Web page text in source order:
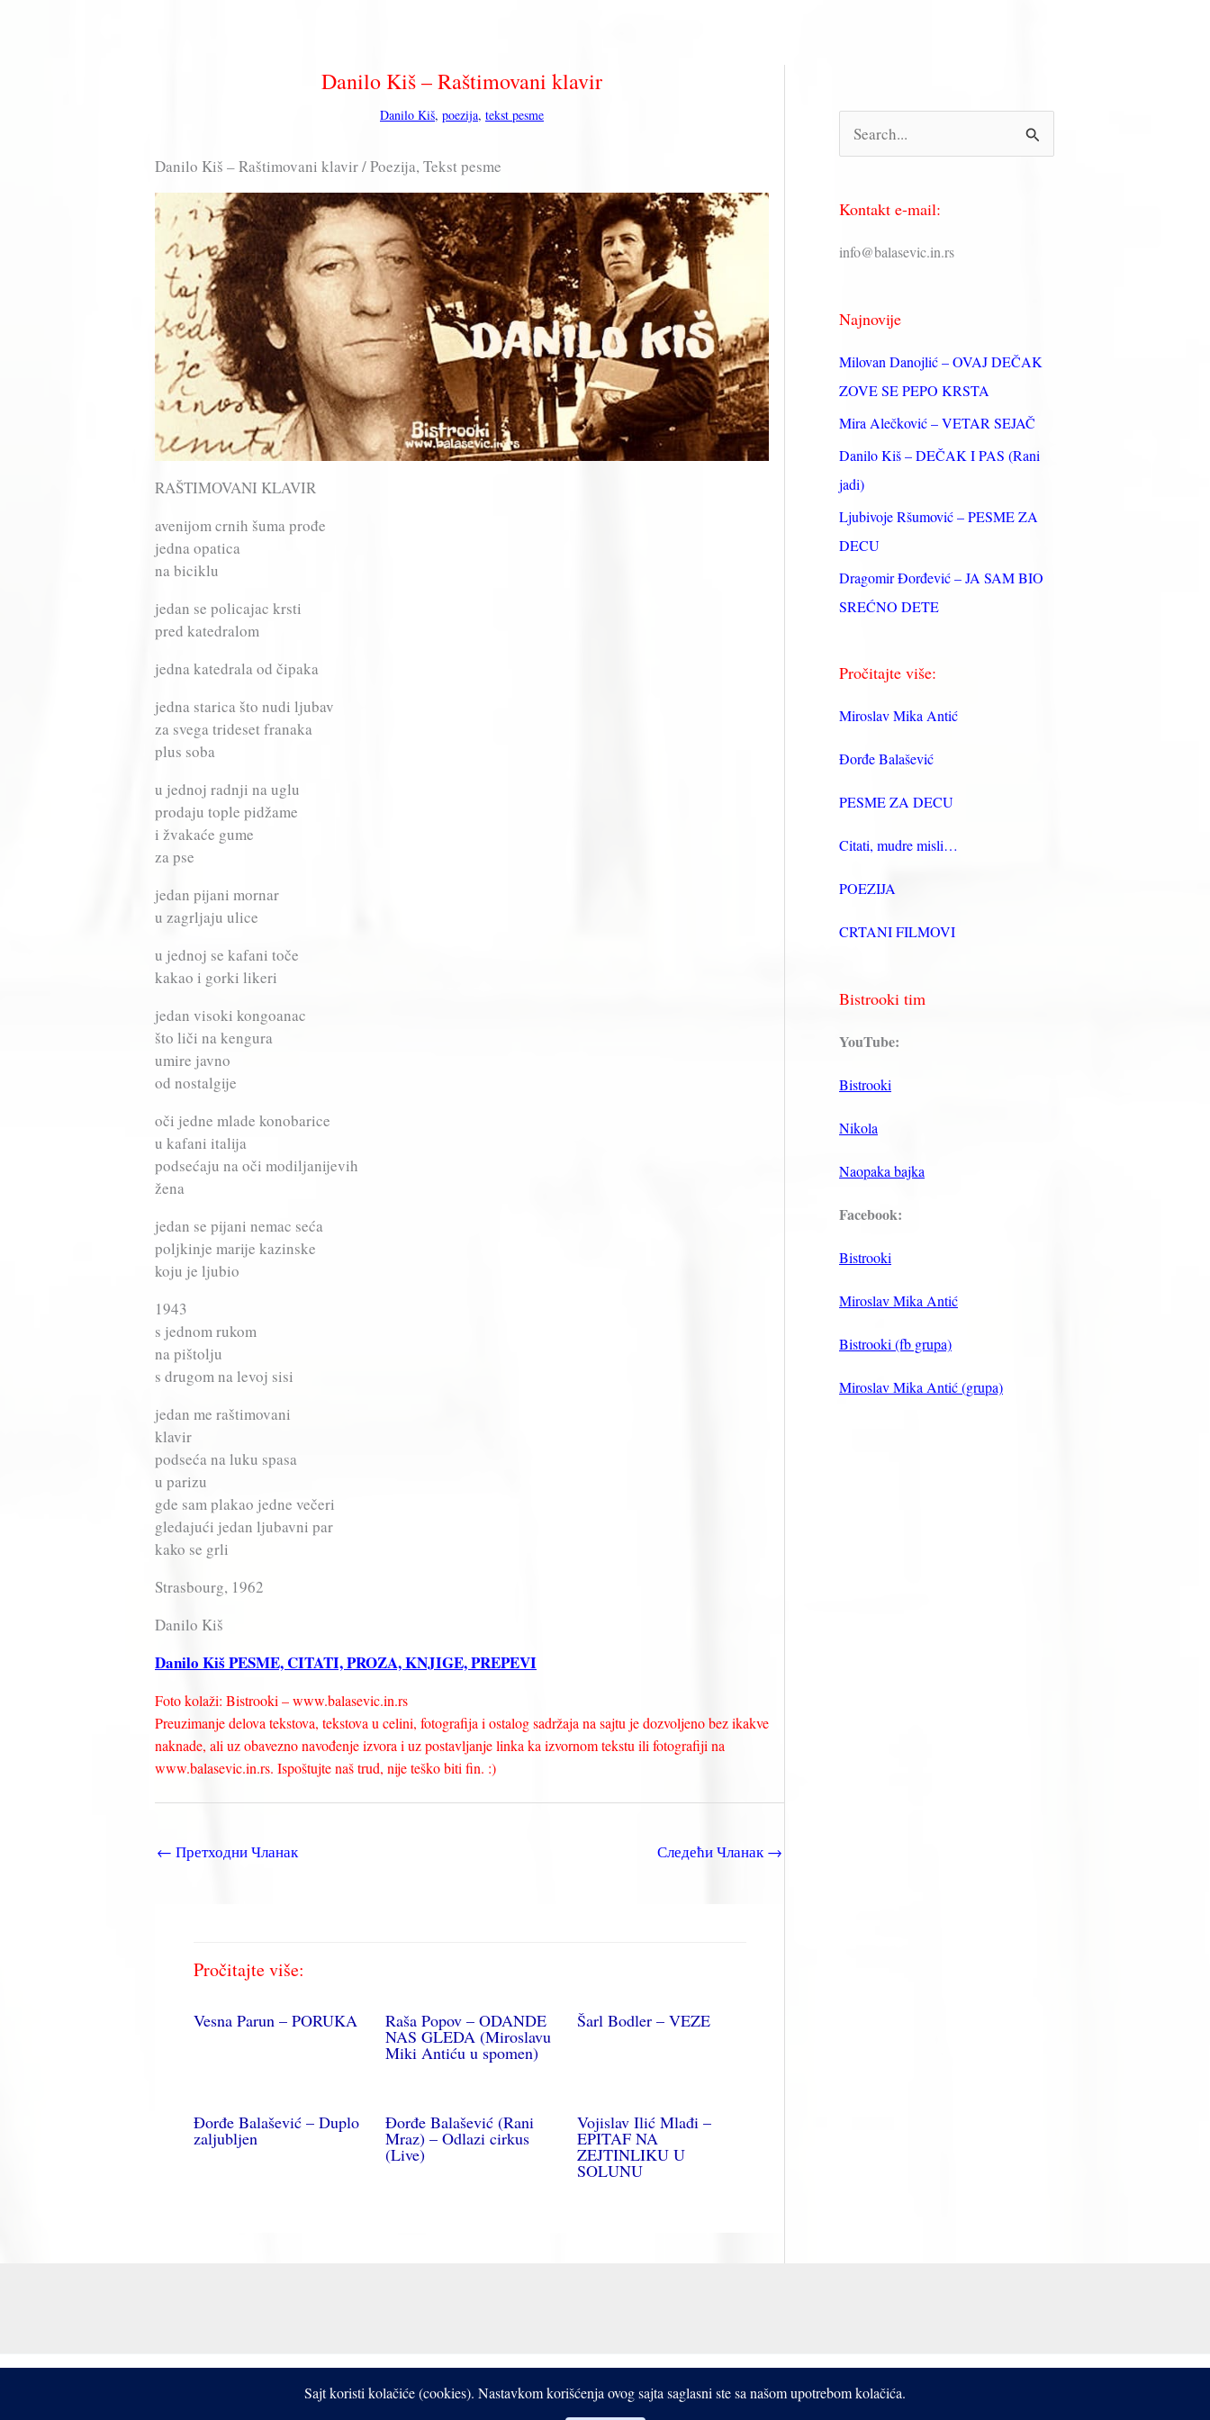
Danilo Kiš – Raštimovani klavir
Danilo Kiš, poezija, tekst pesme
Danilo Kiš – Raštimovani klavir / Poezija, Tekst pesme
RAŠTIMOVANI KLAVIR
avenijom crnih šuma prođe
jedna opatica
na biciklu
jedan se policajac krsti
pred katedralom
jedna katedrala od čipaka
jedna starica što nudi ljubav
za svega trideset franaka
plus soba
u jednoj radnji na uglu
prodaju tople pidžame
i žvakaće gume
za pse
jedan pijani mornar
u zagrljaju ulice
u jednoj se kafani toče
kakao i gorki likeri
jedan visoki kongoanac
što liči na kengura
umire javno
od nostalgije
oči jedne mlade konobarice
u kafani italija
podsećaju na oči modiljanijevih
žena
jedan se pijani nemac seća
poljkinje marije kazinske
koju je ljubio
1943
s jednom rukom
na pištolju
s drugom na levoj sisi
jedan me raštimovani
klavir
podseća na luku spasa
u parizu
gde sam plakao jedne večeri
gledajući jedan ljubavni par
kako se grli
Strasbourg, 1962
Danilo Kiš
Danilo Kiš PESME, CITATI, PROZA, KNJIGE, PREPEVI
Foto kolaži: Bistrooki – www.balasevic.in.rs
Preuzimanje delova tekstova, tekstova u celini, fotografija i ostalog sadržaja na sajtu je dozvoljeno bez ikakve
naknade, ali uz obavezno navođenje izvora i uz postavljanje linka ka izvornom tekstu ili fotografiji na
www.balasevic.in.rs. Ispoštujte naš trud, nije teško biti fin. :)
← Претходни Чланак Следећи Чланак→
Pročitajte više:
Vesna Parun – PORUKA Raša Popov – ODANDE
NAS GLEDA (Miroslavu
Miki Antiću u spomen)
Šarl Bodler – VEZE
Đorđe Balašević – Duplo
zaljubljen
Đorđe Balašević (Rani
Mraz) – Odlazi cirkus
(Live)
Vojislav Ilić Mlađi –
EPITAF NA
ZEJTINLIKU U
SOLUNU
р
т
а
з
а
Kontakt e-mail:
info@balasevic.in.rs
Najnovije
Milovan Danojlić – OVAJ DEČAK
ZOVE SE PEPO KRSTA
Mira Alečković – VETAR SEJAČ
Danilo Kiš – DEČAK I PAS (Rani
jadi)
Ljubivoje Ršumović – PESME ZA
DECU
Dragomir Đorđević – JA SAM BIO
SREĆNO DETE
Pročitajte više:
Miroslav Mika Antić
Đorđe Balašević
PESME ZA DECU
Citati, mudre misli…
POEZIJA
CRTANI FILMOVI
Bistrooki tim
YouTube:
Bistrooki
Nikola
Naopaka bajka
Facebook:
Bistrooki
Miroslav Mika Antić
Bistrooki (fb grupa)
Miroslav Mika Antić (grupa)
Copyright © 2017- 2026 Bistrooki
Sajt koristi kolačiće (cookies). Nastavkom korišćenja ovog sajta saglasni ste sa našom upotrebom kolačića.